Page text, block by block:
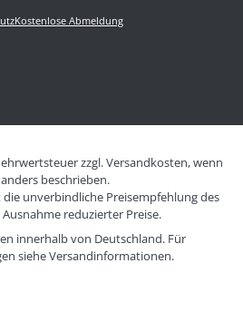
Kostenlose Abmeldung
zzgl. Versandkosten, wenn
beschrieben.
die unverbindliche Preisempfehlung des
reduzierter Preise.
innerhalb von Deutschland. Für
sieheVersandinformationen.